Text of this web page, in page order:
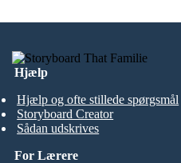
Hjælp
Hjælp og ofte stillede spørgsmål
Storyboard Creator
Sådan udskrives
For Lærere